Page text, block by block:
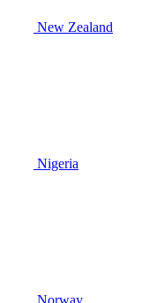
New Zealand
Nigeria
Norway